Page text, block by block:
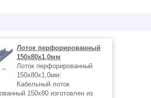
Лоток перфорированный
150х80х1,0мм
Лоток перфорированный
150х80х1,0мм:
Кабельный лоток
150х80 изготовлен из